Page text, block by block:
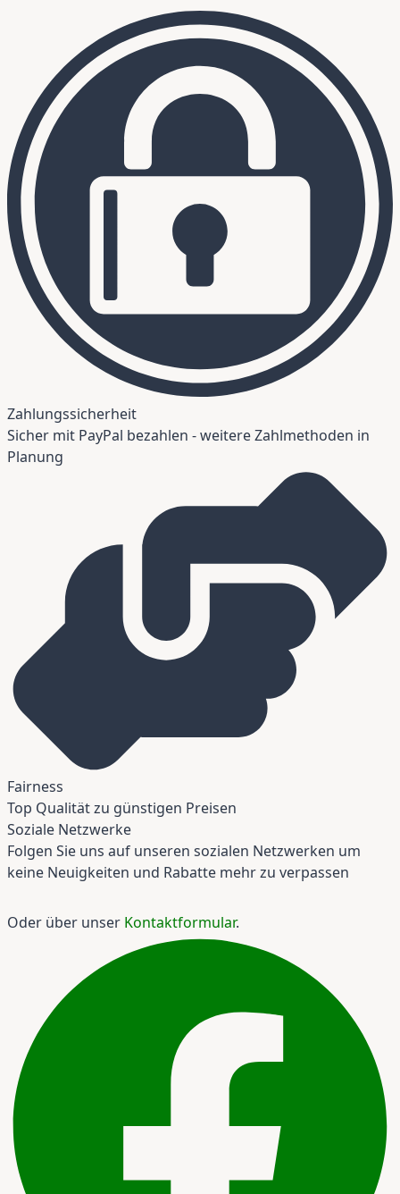
Zahlungssicherheit
Sicher mit PayPal bezahlen - weitere Zahlmethoden in
Planung
Fairness
Top Qualität zu günstigen Preisen
Soziale Netzwerke
Folgen Sie uns auf unseren sozialen Netzwerken um
keine Neuigkeiten und Rabatte mehr zu verpassen
Oder über unser Kontaktformular.